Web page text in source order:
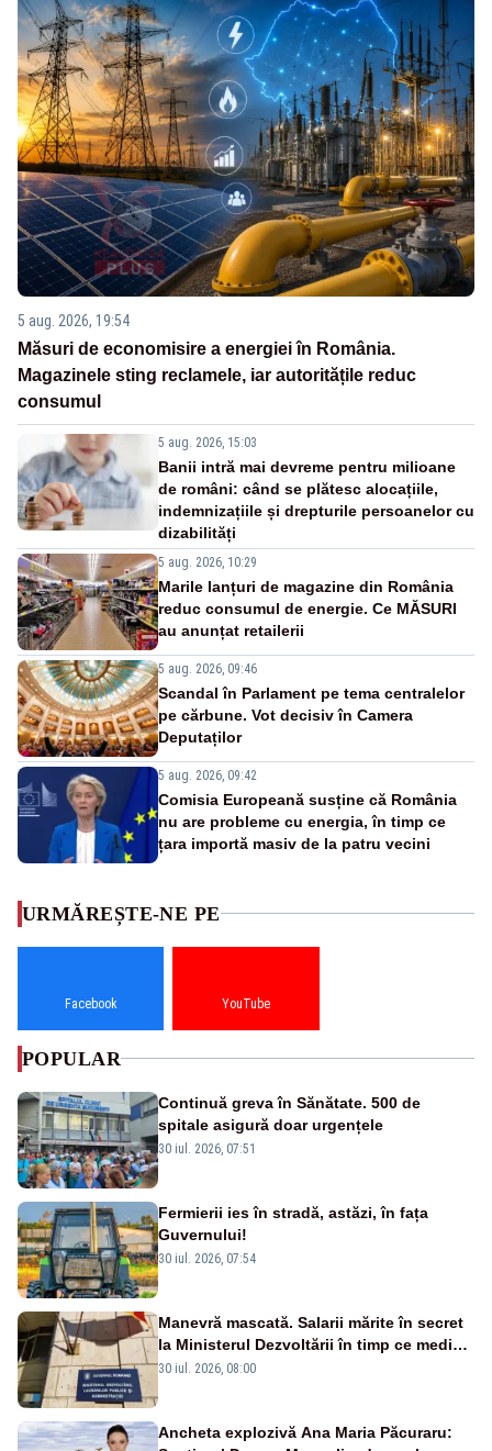
5 aug. 2026, 19:54
Măsuri de economisire a energiei în România.
Magazinele sting reclamele, iar autoritățile reduc
consumul
5 aug. 2026, 15:03
Banii intră mai devreme pentru milioane
de români: când se plătesc alocațiile,
indemnizațiile și drepturile persoanelor cu
dizabilități
5 aug. 2026, 10:29
Marile lanțuri de magazine din România
reduc consumul de energie. Ce MĂSURI
au anunțat retailerii
5 aug. 2026, 09:46
Scandal în Parlament pe tema centralelor
pe cărbune. Vot decisiv în Camera
Deputaților
5 aug. 2026, 09:42
Comisia Europeană susține că România
nu are probleme cu energia, în timp ce
țara importă masiv de la patru vecini
URMĂREȘTE-NE PE
Facebook YouTube
POPULAR
Continuă greva în Sănătate. 500 de
spitale asigură doar urgențele
30 iul. 2026, 07:51
Fermierii ies în stradă, astăzi, în fața
Guvernului!
30 iul. 2026, 07:54
Manevră mascată. Salarii mărite în secret
la Ministerul Dezvoltării în timp ce medicii
ies în stradă
30 iul. 2026, 08:00
Ancheta explozivă Ana Maria Păcuraru: